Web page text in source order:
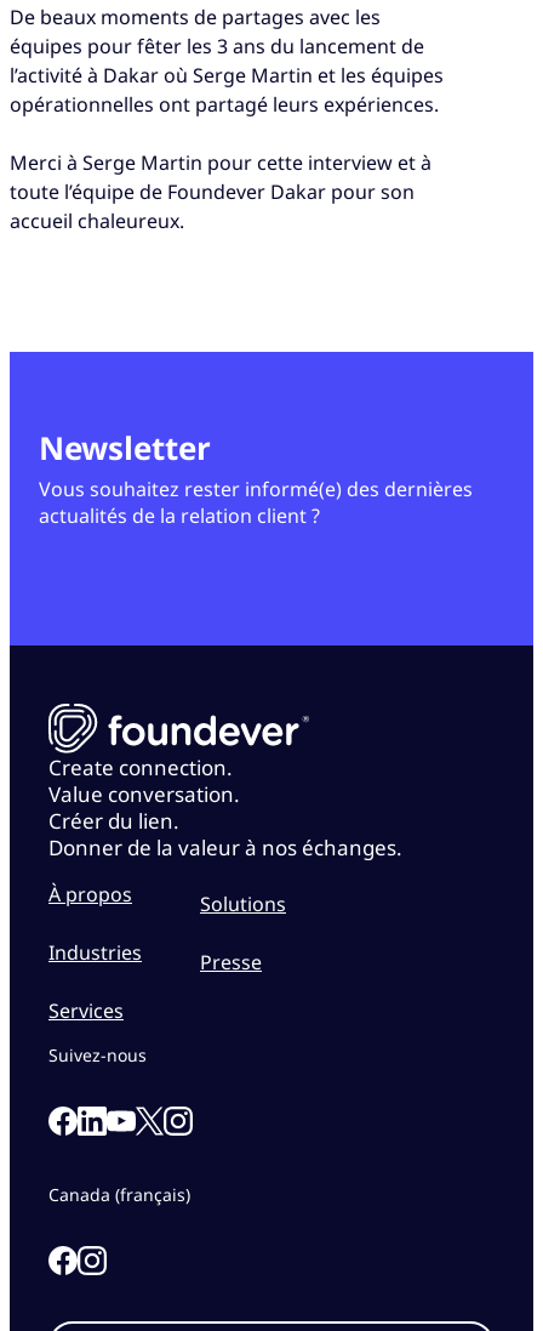
De beaux moments de partages avec les
équipes pour fêter les 3 ans du lancement de
l’activité à Dakar où Serge Martin et les équipes
opérationnelles ont partagé leurs expériences.
Merci à Serge Martin pour cette interview et à
toute l’équipe de Foundever Dakar pour son
accueil chaleureux.
Newsletter
Vous souhaitez rester informé(e) des dernières
actualités de la relation client ?
Create connection.
Value conversation.
Créer du lien.
Donner de la valeur à nos échanges.
À propos
Industries
Services
Solutions
Presse
Suivez-nous
Link to our Facebook page
Link to our Linkedin page
Link to our Youtube page
Link to our X page
Link to our Instagram page
Canada (français)
Link to our Facebook page
Link to our Instagram page